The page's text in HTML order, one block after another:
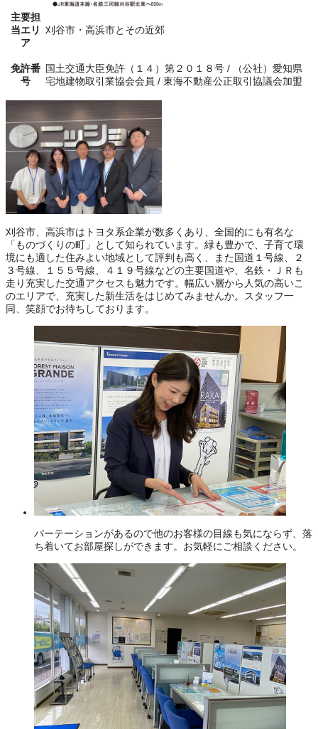
主要担
当エリ
ア
刈谷市・高浜市とその近郊
免許番
号
国土交通大臣免許（１４）第２０１８号 / （公社）愛知県
宅地建物取引業協会会員 / 東海不動産公正取引協議会加盟
刈谷市、高浜市はトヨタ系企業が数多くあり、全国的にも有名な
「ものづくりの町」として知られています。緑も豊かで、子育て環
境にも適した住みよい地域として評判も高く、また国道１号線、２
３号線、１５５号線、４１９号線などの主要国道や、名鉄・ＪＲも
走り充実した交通アクセスも魅力です。幅広い層から人気の高いこ
のエリアで、充実した新生活をはじめてみませんか。スタッフ一
同、笑顔でお待ちしております。
パーテーションがあるので他のお客様の目線も気にならず、落
ち着いてお部屋探しができます。お気軽にご相談ください。